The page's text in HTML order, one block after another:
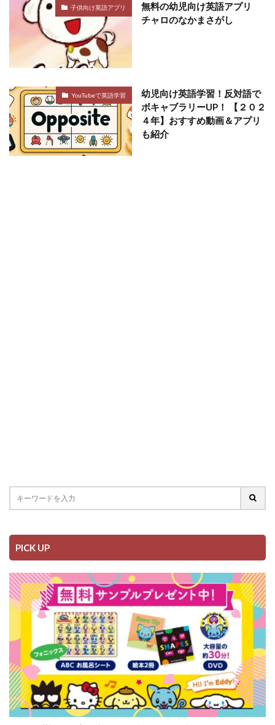
子供向け英語アプリ
無料の幼児向け英語アプリ
チャロのなかまさがし
YouTubeで英語学習
幼児向け英語学習！反対語で
ボキャブラリーUP！ 【２０２
４年】おすすめ動画＆アプリ
も紹介
PICK UP